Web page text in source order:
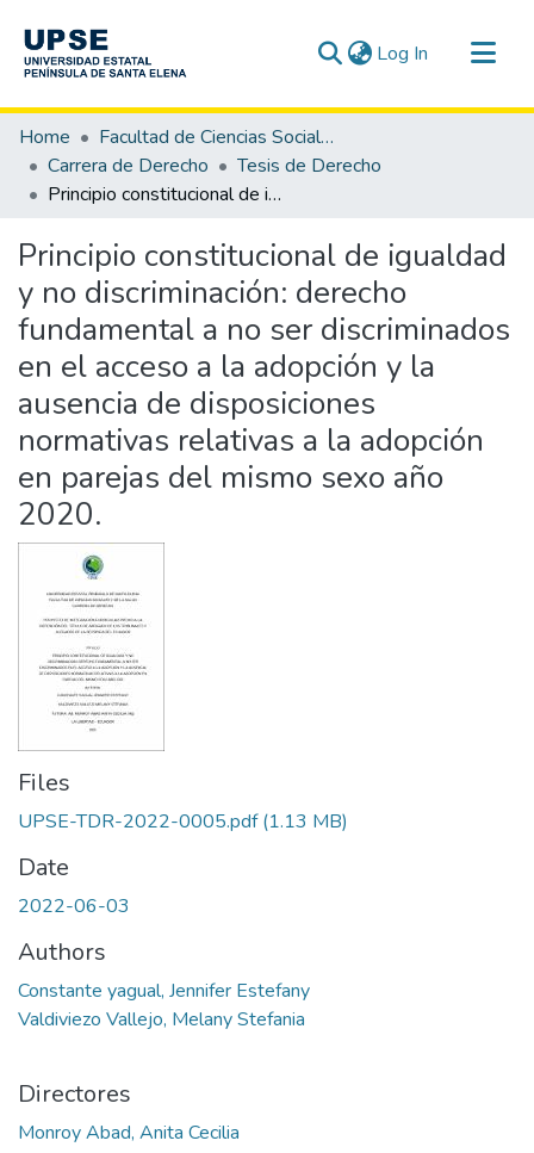
Log In (current)
Communities & Collections
All of DSpace
Statistics
Home
Facultad de Ciencias Sociales y de la Salud
Carrera de Derecho
Tesis de Derecho
Principio constitucional de igualdad y no discriminación: derecho fundamental a no ser discriminados en el acceso a la adopción y la ausencia de disposiciones normativas relativas a la adopción en parejas del mismo sexo año 2020.
Principio constitucional de igualdad
y no discriminación: derecho
fundamental a no ser discriminados
en el acceso a la adopción y la
ausencia de disposiciones
normativas relativas a la adopción
en parejas del mismo sexo año
2020.
Files
UPSE-TDR-2022-0005.pdf(1.13 MB)
Date
2022-06-03
Authors
Constante yagual, Jennifer Estefany
Valdiviezo Vallejo, Melany Stefania
Directores
Monroy Abad, Anita Cecilia